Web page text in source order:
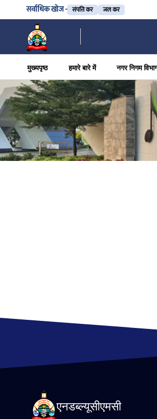
सर्वाधिक खोज - संपत्ति कर जल कर
मुख्यपृष्ठ हमारे बारे में नगर निगम
एनडब्ल्यूसीएमसी